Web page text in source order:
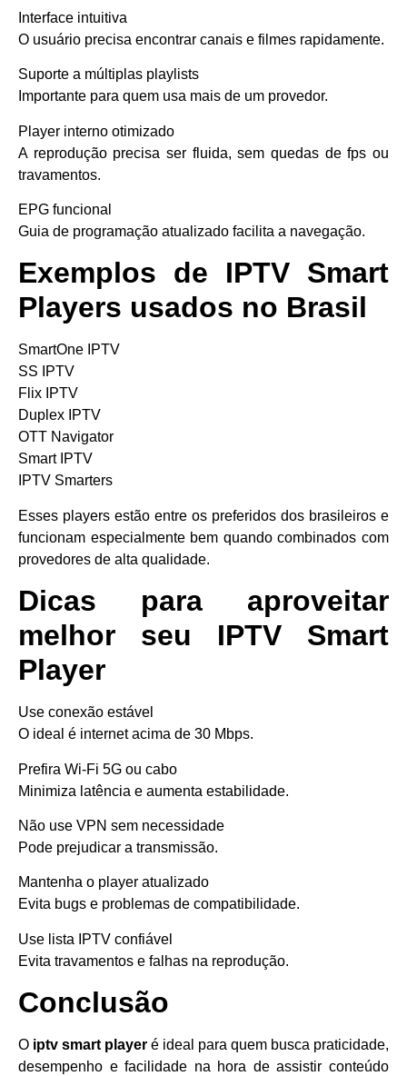
Interface intuitiva
O usuário precisa encontrar canais e filmes rapidamente.
Suporte a múltiplas playlists
Importante para quem usa mais de um provedor.
Player interno otimizado
A reprodução precisa ser fluida, sem quedas de fps ou
travamentos.
EPG funcional
Guia de programação atualizado facilita a navegação.
Exemplos de IPTV Smart
Players usados no Brasil
SmartOne IPTV
SS IPTV
Flix IPTV
Duplex IPTV
OTT Navigator
Smart IPTV
IPTV Smarters
Esses players estão entre os preferidos dos brasileiros e
funcionam especialmente bem quando combinados com
provedores de alta qualidade.
Dicas para aproveitar
melhor seu IPTV Smart
Player
Use conexão estável
O ideal é internet acima de 30 Mbps.
Prefira Wi-Fi 5G ou cabo
Minimiza latência e aumenta estabilidade.
Não use VPN sem necessidade
Pode prejudicar a transmissão.
Mantenha o player atualizado
Evita bugs e problemas de compatibilidade.
Use lista IPTV confiável
Evita travamentos e falhas na reprodução.
Conclusão
O iptv smart player é ideal para quem busca praticidade,
desempenho e facilidade na hora de assistir conteúdo